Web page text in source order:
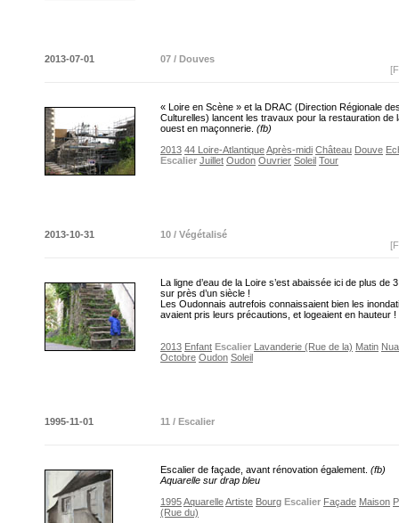
2013-07-01
07 / Douves
« Loire en Scène » et la DRAC (Direction Régionale
Culturelles) lancent les travaux pour la restauration de
ouest en maçonnerie. (fb)
2013 44 Loire-AtlantiqueAprès-midi Château Douve
Escalier Juillet Oudon Ouvrier Soleil Tour
2013-10-31
10 / Végétalisé
La ligne d’eau de la Loire s’est abaissée ici de plus de
sur près d’un siècle !
Les Oudonnais autrefois connaissaient bien les
avaient pris leurs précautions, et logeaient en hauteur !
2013 Enfant Escalier Lavanderie (Rue de la) Matin
Octobre Oudon Soleil
1995-11-01 11 / Escalier
Escalier de façade, avant rénovation également. (fb)
Aquarelle sur drap bleu
1995AquarelleArtiste Bourg Escalier Façade Maison
(Rue du)